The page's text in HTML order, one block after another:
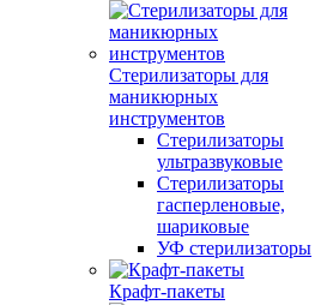
Стерилизаторы для
маникюрных
инструментов
Стерилизаторы
ультразвуковые
Стерилизаторы
гасперленовые,
шариковые
УФ стерилизаторы
Крафт-пакеты